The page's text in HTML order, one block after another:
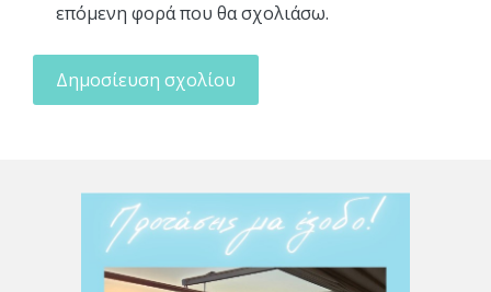
επόμενη φορά που θα σχολιάσω.